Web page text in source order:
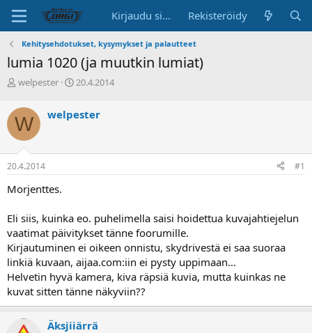
Kirjaudu sisään Rekisteröidy
Kehitysehdotukset, kysymykset ja palautteet
lumia 1020 (ja muutkin lumiat)
K
s
k
u
s
t
e
u
a
l
o
t
t
a
j
a
welpester
A
i
s
ä
20.4.2014
W welpester
20.4.2014 #1
Morjenttes.
Eli siis, kuinka eo. puhelimella saisi hoidettua kuvajahtiejelun
vaatimat päivitykset tänne foorumille.
Kirjautuminen ei oikeen onnistu, skydrivestä ei saa suoraa
linkiä kuvaan, aijaa.com:iin ei pysty uppimaan…
Helvetin hyvä kamera, kiva räpsiä kuvia, mutta kuinkas ne
kuvat sitten tänne näkyviin??
Äksjiiärrä